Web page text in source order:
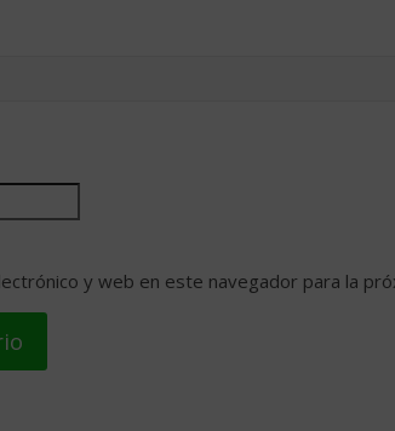
y web en este navegador para la